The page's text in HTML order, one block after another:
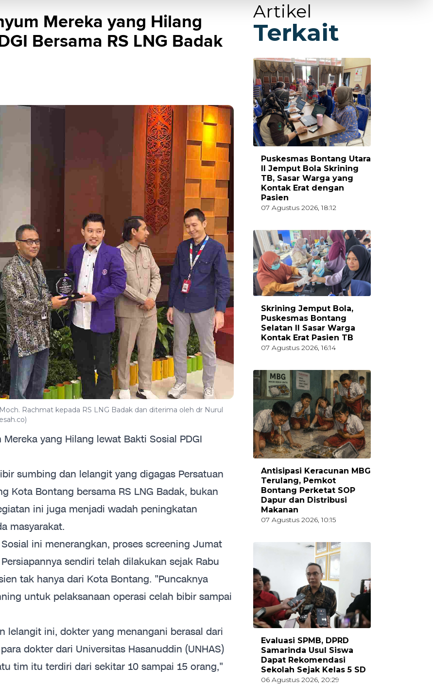
Mereka yang Hilang
Bersama RS LNG Badak
Rachmat kepada RS LNG Badak dan diterima oleh dr Nurul
yang Hilang lewat Bakti Sosial PDGI
sumbing dan lelangit yang digagas Persatuan
Kota Bontang bersama RS LNG Badak, bukan
ini juga menjadi wadah peningkatan
masyarakat.
ini menerangkan, proses screening Jumat
sendiri telah dilakukan sejak Rabu
tak hanya dari Kota Bontang. "Puncaknya
untuk pelaksanaan operasi celah bibir sampai
lelangit ini, dokter yang menangani berasal dari
dokter dari Universitas Hasanuddin (UNHAS)
tim itu terdiri dari sekitar 10 sampai 15 orang,"
Artikel
Terkait
Puskesmas Bontang Utara
II Jemput Bola Skrining
TB, Sasar Warga yang
Kontak Erat dengan
Pasien
07 Agustus 2026, 18:12
Skrining Jemput Bola,
Puskesmas Bontang
Selatan II Sasar Warga
Kontak Erat Pasien TB
07 Agustus 2026, 16:14
Antisipasi Keracunan MBG
Terulang, Pemkot
Bontang Perketat SOP
Dapur dan Distribusi
Makanan
07 Agustus 2026, 10:15
Evaluasi SPMB, DPRD
Samarinda Usul Siswa
Dapat Rekomendasi
Sekolah Sejak Kelas 5 SD
06 Agustus 2026, 20:29